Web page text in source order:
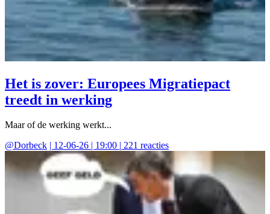
Het is zover: Europees Migratiepact
treedt in werking
Maar of de werking werkt...
@Dorbeck | 12-06-26 | 19:00 | 221 reacties